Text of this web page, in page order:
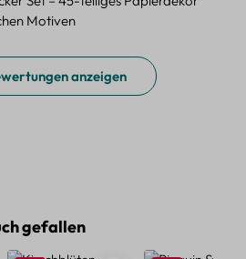
Motiven
anzeigen
gefallen